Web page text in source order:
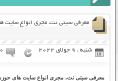
معرفی سیتی نت، مجری انواع سایت
شنبه ، 9 جولای 2022 ۰ دیدگاه
معرفی سیتی نت، مجری انواع سایت های